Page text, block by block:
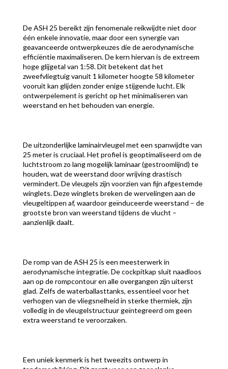
De ASH 25 bereikt zijn fenomenale reikwijdte niet door
één enkele innovatie, maar door een synergie van
geavanceerde ontwerpkeuzes die de aerodynamische
efficiëntie maximaliseren. De kern hiervan is de extreem
hoge glijgetal van 1:58. Dit betekent dat het
zweefvliegtuig vanuit 1 kilometer hoogte 58 kilometer
vooruit kan glijden zonder enige stijgende lucht. Elk
ontwerpelement is gericht op het minimaliseren van
weerstand en het behouden van energie.
De uitzonderlijke laminairvleugel met een spanwijdte van
25 meter is cruciaal. Het profiel is geoptimaliseerd om de
luchtstroom zo lang mogelijk laminaar (gestroomlijnd) te
houden, wat de weerstand door wrijving drastisch
vermindert. De vleugels zijn voorzien van fijn afgestemde
winglets. Deze winglets breken de wervelingen aan de
vleugeltippen af, waardoor geïnduceerde weerstand – de
grootste bron van weerstand tijdens de vlucht –
aanzienlijk daalt.
De romp van de ASH 25 is een meesterwerk in
aerodynamische integratie. De cockpitkap sluit naadloos
aan op de rompcontour en alle overgangen zijn uiterst
glad. Zelfs de waterballasttanks, essentieel voor het
verhogen van de vliegsnelheid in sterke thermiek, zijn
volledig in de vleugelstructuur geïntegreerd om geen
extra weerstand te veroorzaken.
Een uniek kenmerk is het tweezits ontwerp in